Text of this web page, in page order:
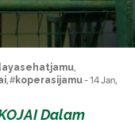
,
, #koperasijamu- 14 Jan,
Dalam